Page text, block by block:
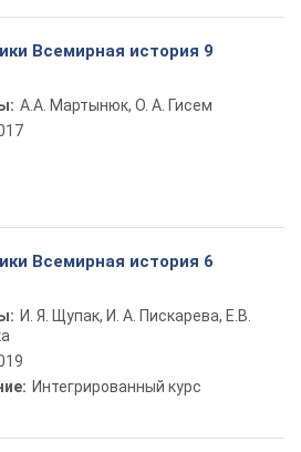
Всемирная история 9
А.А. Мартынюк, О. А. Гисем
Всемирная история 6
И. Я. Щупак, И. А. Пискарева, Е.В.
Интегрированный курс